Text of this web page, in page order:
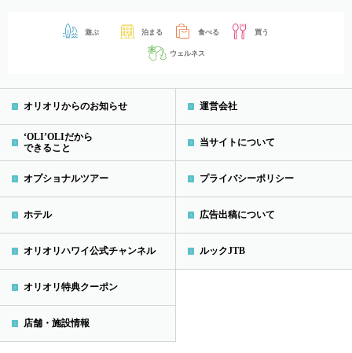
遊ぶ 泊まる 食べる 買う
ウェルネス
オリオリからのお知らせ
‘OLI’OLIだから
できること
オプショナルツアー
ホテル
オリオリハワイ公式チャンネル
オリオリ特典クーポン
店舗・施設情報
運営会社
当サイトについて
プライバシーポリシー
広告出稿について
ルックJTB